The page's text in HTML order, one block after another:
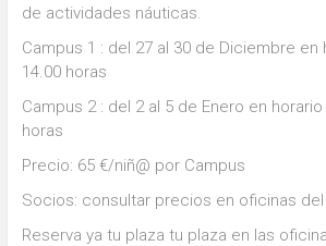
de actividades náuticas.
Campus 1 : del 27 al 30 de Diciembre en
14.00 horas
Campus 2 : del 2 al 5 de Enero en
horas
Precio: 65 €/niñ@ por Campus
Socios: consultar precios en oficinas del
Reserva ya tu plaza tu plaza en las